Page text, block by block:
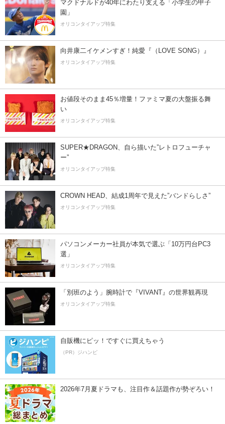
マクドナルドが40年にわたり支える「小学生の甲子
園」
オリコンタイアップ特集
向井康二イケメンすぎ！純愛『（LOVE SONG）』
オリコンタイアップ特集
お値段そのまま45％増量！ファミマ夏の大盤振る舞
い
オリコンタイアップ特集
SUPER★DRAGON、自ら描いた”レトロフューチャ
ー”
オリコンタイアップ特集
CROWN HEAD、結成1周年で見えた”バンドらしさ”
オリコンタイアップ特集
パソコンメーカー社員が本気で選ぶ「10万円台PC3
選」
オリコンタイアップ特集
「別班のよう」腕時計で『VIVANT』の世界観再現
オリコンタイアップ特集
自販機にピッ！ですぐに買えちゃう
（PR）ジハンピ
2026年7月夏ドラマも、注目作＆話題作が勢ぞろい！